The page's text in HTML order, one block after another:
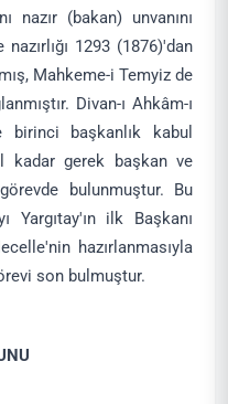
nazır (bakan) unvanını
nazırlığı 1293 (1876)'dan
Mahkeme-i Temyiz de
Divan-ı Ahkâm-ı
birinci başkanlık kabul
kadar gerek başkan ve
bulunmuştur. Bu
Yargıtay'ın ilk Başkanı
hazırlanmasıyla
son bulmuştur.